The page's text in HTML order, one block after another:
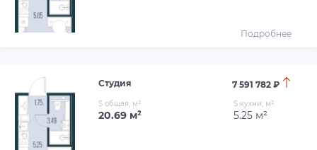
Подробнее
Студия 7 591 782 ₽
S общая, м²
20.69 м²
S кухни, м²
5.25 м²